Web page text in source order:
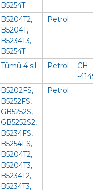
B5254T
B5204T2,
B5204T,
B5234T3,
B5254T
Petrol
Tümü 4 sil Petrol
CH
-
B5202FS,
B5252FS,
GB5252S,
GB5252S2,
B5234FS,
B5254FS,
B5204T2,
B5204T3,
B5234T2,
B5234T3,
Petrol